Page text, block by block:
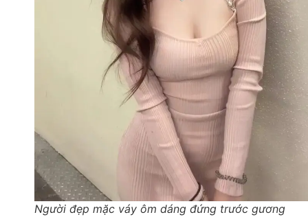
Người đẹp mặc váy ôm dáng đứng trước gương